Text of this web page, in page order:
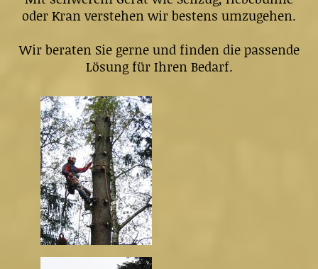
oder Kran verstehen wir bestens umzugehen.
Wir beraten Sie gerne und finden die passende
Lösung für Ihren Bedarf.